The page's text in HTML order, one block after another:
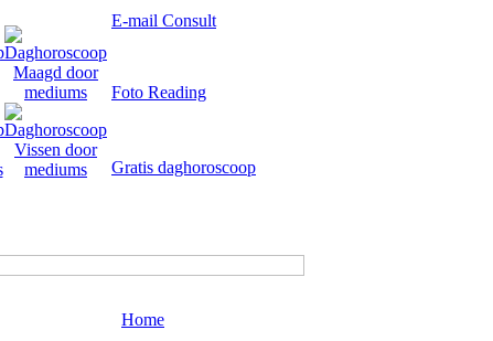
E-mail Consult
Foto Reading
Gratis daghoroscoop
Home